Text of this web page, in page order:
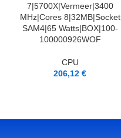
7|5700X|Vermeer|3400
MHz|Cores 8|32MB|Socket
SAM4|65 Watts|BOX|100-
100000926WOF
CPU
206,12€